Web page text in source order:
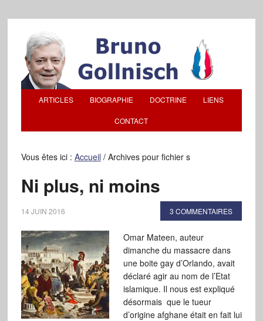
ARTICLES BIOGRAPHIE DOCTRINE LIENS
CONTACT
Vous êtes ici : Accueil /Archives pour fichier s
Ni plus, ni moins
14 JUIN 2016 3 COMMENTAIRES
Omar Mateen, auteur
dimanche du massacre dans
une boite gay d’Orlando, avait
déclaré agir au nom de l’Etat
islamique. Il nous est expliqué
désormais que le tueur
d’origine afghane était en fait lui